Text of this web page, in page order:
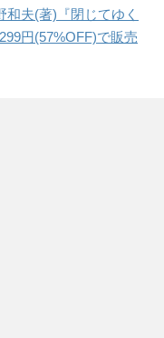
和夫(著)『閉じてゆく
円(57%OFF)で販売